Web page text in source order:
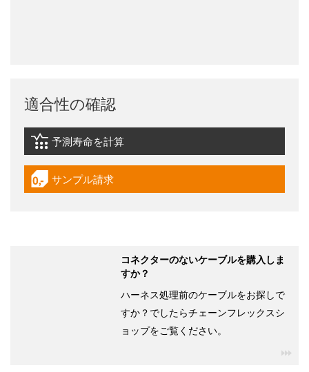
適合性の確認
igus-icon-lebensdauerrechner
予測寿命を計算
igus-icon-gratismuster
サンプル請求
コネクターのないケーブルを購入しま
すか？
ハーネス処理前のケーブルをお探しで
すか？でしたらチェーンフレックスシ
ョップをご覧ください。